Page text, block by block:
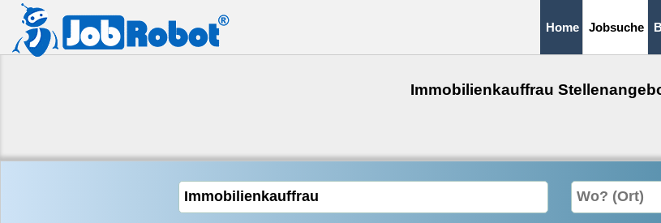
Home Jobsuche
Immobilienkauffrau